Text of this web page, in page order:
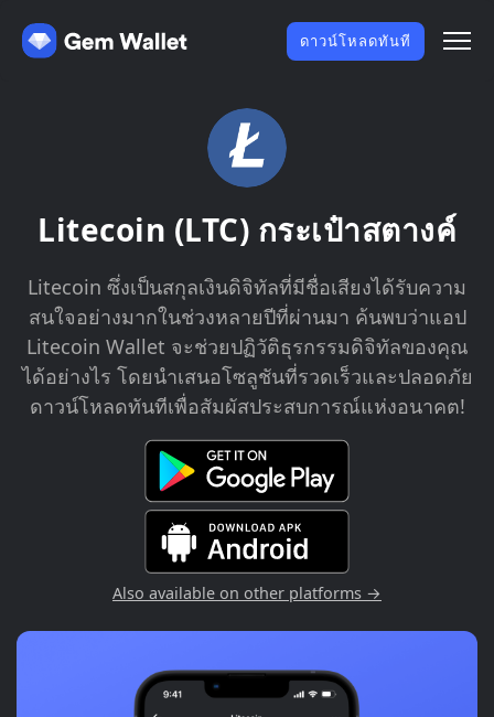
ดาวน์โหลดทันที
Litecoin (LTC) กระเป๋าสตางค์
Litecoin ซึ่งเป็นสกุลเงินดิจิทัลที่มีชื่อเสียงได้รับความ
สนใจอย่างมากในช่วงหลายปีที่ผ่านมา ค้นพบว่าแอป
Litecoin Wallet จะช่วยปฏิวัติธุรกรรมดิจิทัลของคุณ
ได้อย่างไร โดยนำเสนอโซลูชันที่รวดเร็วและปลอดภัย
ดาวน์โหลดทันทีเพื่อสัมผัสประสบการณ์แห่งอนาคต!
Also available on other platforms →